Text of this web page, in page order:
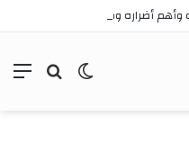
بحث الوضع